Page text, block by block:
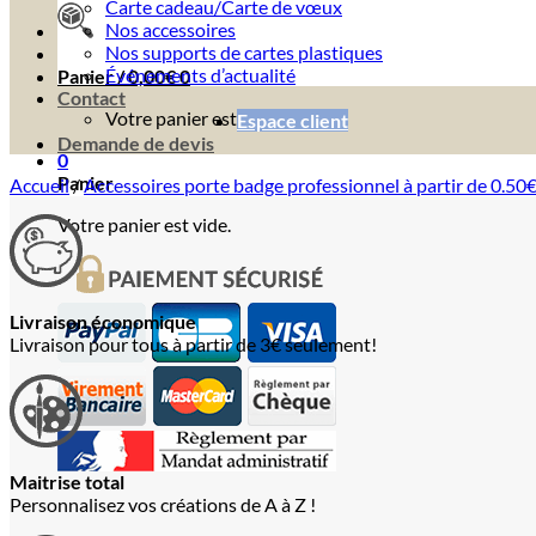
Panier /0,00€0
Votre panier est vide.
0
Panier
Votre panier est vide.
Carte cadeau/Carte de vœux
Nos accessoires
Nos supports de cartes plastiques
Événements d’actualité
Contact
Espace client
Demande de devis
Accueil/Accessoires porte badge professionnel à partir de 0.50€
Livraison économique
Livraison pour tous à partir de 3€ seulement!
Maitrise total
Personnalisez vos créations de A à Z !